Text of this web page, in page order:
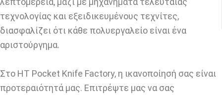
τεχνολογίας και εξειδικευμένους τεχνίτες,
διασφαλίζει ότι κάθε πολυεργαλείο είναι ένα
αριστούργημα.
Στο HT Pocket Knife Factory, η ικανοποίησή σας είναι
προτεραιότητά μας. Επιτρέψτε μας να σας